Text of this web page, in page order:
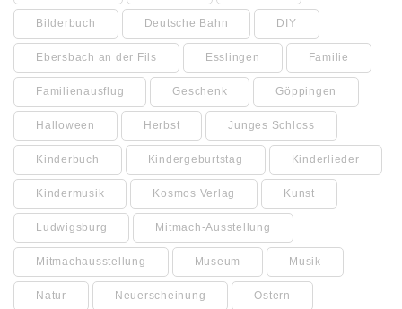
Bilderbuch Deutsche Bahn DIY
Ebersbach an der Fils Esslingen Familie
Familienausflug Geschenk Göppingen
Halloween Herbst Junges Schloss
Kinderbuch Kindergeburtstag Kinderlieder
Kindermusik Kosmos Verlag Kunst
Ludwigsburg Mitmach-Ausstellung
Mitmachausstellung Museum Musik
Natur Neuerscheinung Ostern